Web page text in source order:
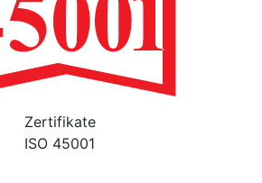
Zertifikate
ISO 45001